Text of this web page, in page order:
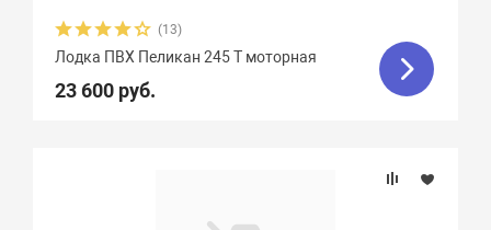
(13)
Лодка ПВХ Пеликан 245 Т моторная
23 600 руб.